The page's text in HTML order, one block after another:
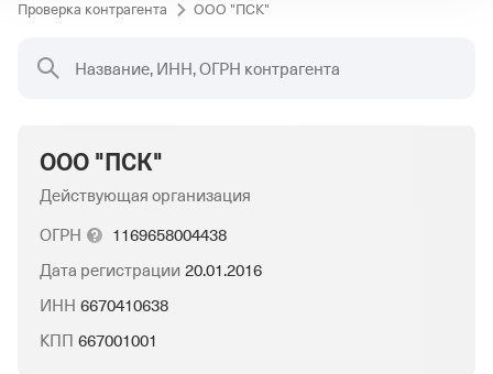
Проверка контрагента ООО "ПСК"
Название, ИНН, ОГРН контрагента
ООО "ПСК"
Действующая организация
ОГРН
1169658004438
Дата регистрации 20.01.2016
ИНН 6670410638
КПП 667001001